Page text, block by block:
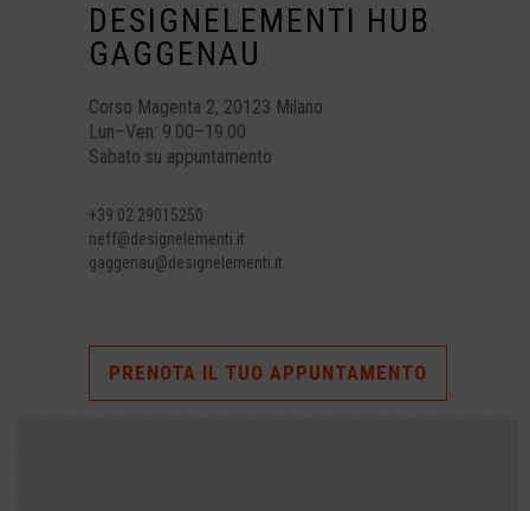
DESIGNELEMENTI HUB
GAGGENAU
Corso Magenta 2, 20123 Milano
Lun–Ven: 9.00–19.00
Sabato su appuntamento
+39 02 29015250
neff@designelementi.it
gaggenau@designelementi.it
PRENOTA IL TUO APPUNTAMENTO